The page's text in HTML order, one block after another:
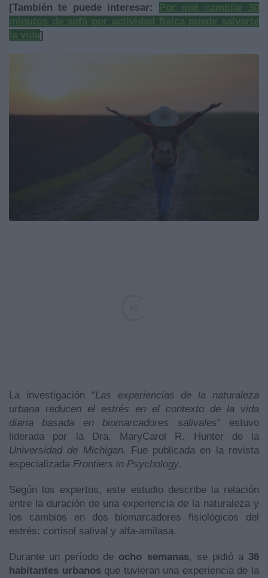
[También te puede interesar:
]
La investigación “Las experiencias de la naturaleza
urbana reducen el estrés en el contexto de la vida
diaria basada en biomarcadores salivales” estuvo
liderada por la Dra. MaryCarol R. Hunter de la
Universidad de Michigan. Fue publicada en la revista
especializada Frontiers in Psychology.
Según los expertos, este estudio describe la relación
entre la duración de una experiencia de la naturaleza y
los cambios en dos biomarcadores fisiológicos del
estrés: cortisol salival y alfa-amilasa.
Durante un período de ocho semanas, se pidió a 36
habitantes urbanosque tuvieran una experiencia de la